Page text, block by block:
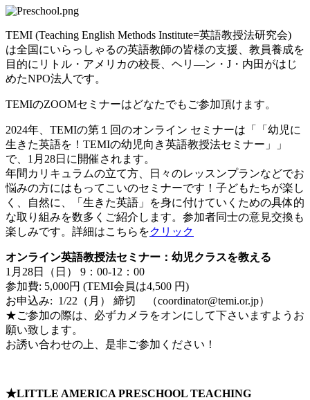
TEMI (Teaching English Methods Institute=英語教授法研究会)
は全国にいらっしゃるの英語教師の皆様の支援、教員養成を
目的にリトル・アメリカの校長、ヘリ―ン・J・内田がはじ
めたNPO法人です。
TEMIのZOOMセミナーはどなたでもご参加頂けます。
2024年、TEMIの第１回のオンライン セミナーは「「幼児に
生きた英語を！TEMIの幼児向き英語教授法セミナー」」
で、1月28日に開催されます。
年間カリキュラムの立て方、日々のレッスンプランなどでお
悩みの方にはもってこいのセミナーです！子どもたちが楽し
く、自然に、「生きた英語」を身に付けていくための具体的
な取り組みを数多くご紹介します。参加者同士の意見交換も
楽しみです。詳細はこちらをクリック
オンライン英語教授法セミナー：幼児クラスを教える
1月28日（日） 9：00-12：00
参加費: 5,000円 (TEMI会員は4,500 円)
お申込み: 1/22（月） 締切 （coordinator@temi.or.jp）
★ご参加の際は、必ずカメラをオンにして下さいますようお
願い致します。
お誘い合わせの上、是非ご参加ください！
★LITTLE AMERICA PRESCHOOL TEACHING